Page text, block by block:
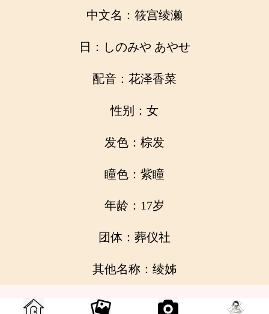
中文名：筱宫绫濑
日：しのみや あやせ
配音：花泽香菜
性别：女
发色：棕发
瞳色：紫瞳
年龄：17岁
团体：葬仪社
其他名称：绫姊